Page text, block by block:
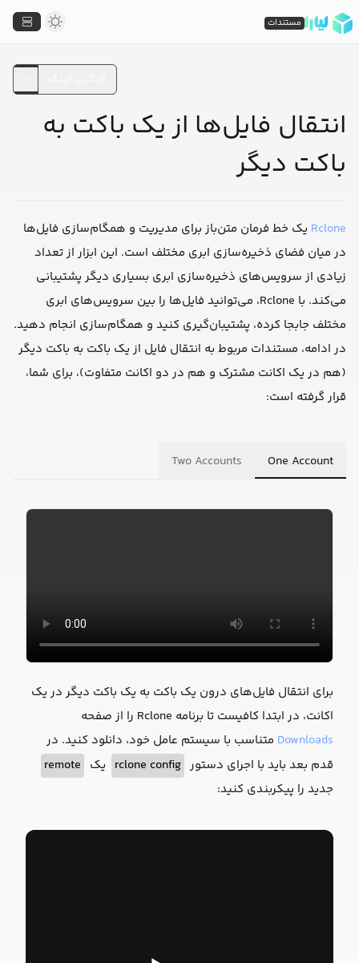
انتقال فایل‌ها از یک باکت به
باکت دیگر
Rclone یک خط فرمان متن‌باز برای مدیریت و همگام‌سازی فایل‌ها
در میان فضای ذخیره‌سازی ابری مختلف است. این ابزار از تعداد
زیادی از سرویس‌های ذخیره‌سازی ابری بسیاری دیگر پشتیبانی
می‌کند. با Rclone، می‌توانید فایل‌ها را بین سرویس‌های ابری
مختلف جابجا کرده، پشتیبان‌گیری کنید و همگام‌سازی انجام دهید.
در ادامه، مستندات مربوط به انتقال فایل از یک باکت به باکت دیگر
(هم در یک اکانت مشترک و هم در دو اکانت متفاوت)، برای شما،
قرار گرفته است:
One Account
Two Accounts
برای انتقال فایل‌های درون یک باکت به یک باکت دیگر در یک
اکانت، در ابتدا کافیست تا برنامه Rclone را از صفحه
Downloads متناسب با سیستم عامل خود، دانلود کنید. در
قدم بعد باید با اجرای دستور rclone config یک remote
جدید را پیکربندی کنید:
مستندات